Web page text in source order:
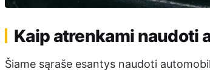
Kaip atrenkami naudoti
Šiame sąraše esantys naudoti